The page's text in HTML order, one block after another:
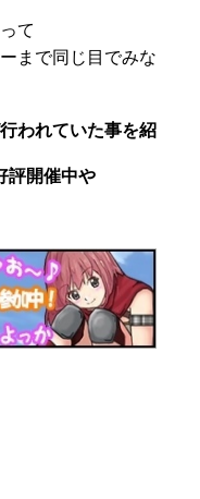
て
まで同じ目でみな
われていた事を紹
評開催中や